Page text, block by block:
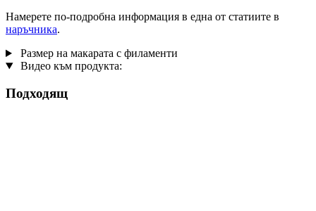
Намерете по-подробна информация в една от статиите в
наръчника.
Размер на макарата с филаменти
Видео към продукта:
Подходящ